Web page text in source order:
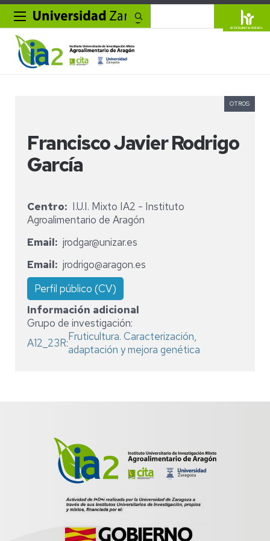
Francisco Javier Rodrigo
García
OTROS
Centro
I.U.I. Mixto IA2 - Instituto
Agroalimentario de Aragón
Email
jrodgar@unizar.es
Email
jrodrigo@aragon.es
Perfil público (CV)
Información adicional
Grupo de investigación:
A12_23R:Fruticultura. Caracterización,
adaptación y mejora genética